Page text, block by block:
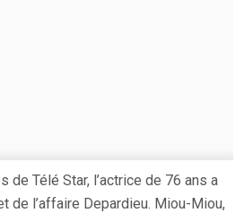
de Télé Star, l’actrice de 76 ans a
de l’affaire Depardieu. Miou-Miou,